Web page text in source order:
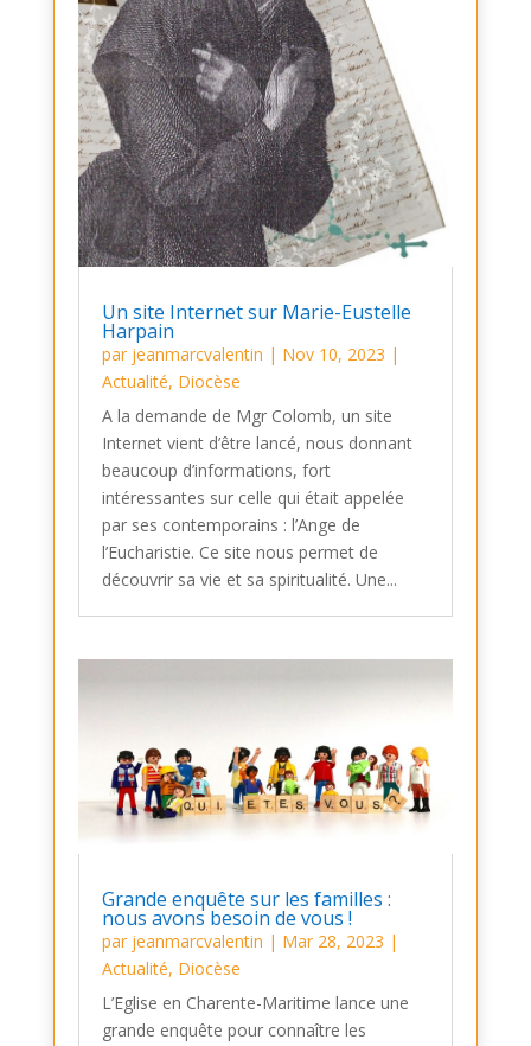
Un site Internet sur Marie-Eustelle
Harpain
par jeanmarcvalentin | Nov 10, 2023 |
Actualité, Diocèse
A la demande de Mgr Colomb, un site
Internet vient d’être lancé, nous donnant
beaucoup d’informations, fort
intéressantes sur celle qui était appelée
par ses contemporains : l’Ange de
l’Eucharistie. Ce site nous permet de
découvrir sa vie et sa spiritualité. Une...
Grande enquête sur les familles :
nous avons besoin de vous !
par jeanmarcvalentin | Mar 28, 2023 |
Actualité, Diocèse
L’Eglise en Charente-Maritime lance une
grande enquête pour connaître les